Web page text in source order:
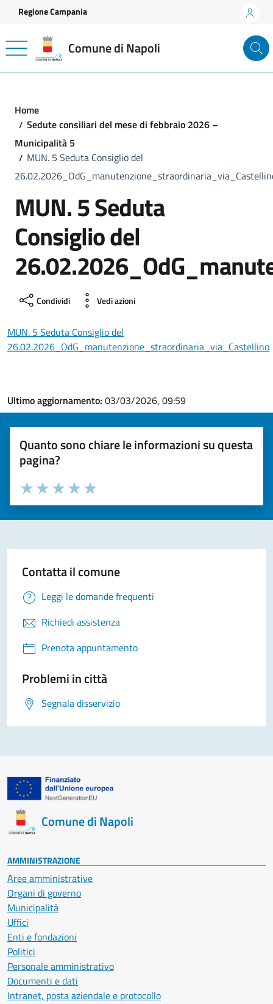
Vai ai contenuti
Vai al footer
Regione Campania
Comune di Napoli
Home
Sedute consiliari del mese di febbraio 2026 –
Municipalità 5
MUN. 5 Seduta Consiglio del
MUN. 5 Seduta
Consiglio del
Condividi Vedi azioni
MUN. 5 Seduta Consiglio del
26.02.2026_OdG_manutenzione_straordinaria_via_Castellino
Ultimo aggiornamento: 03/03/2026, 09:59
Quanto sono chiare le informazioni su questa
pagina?
Valuta la chiarezza delle informazioni (da 1 a 5 stelle)
Seleziona il numero di stelle per valutare la chiarezza delle
Valuta 5 stelle su 5
Valuta 4 stelle su 5
Valuta 3 stelle su 5
Valuta 2 stelle su 5
Valuta 1 stelle su 5
Contatta il comune
Leggi le domande frequenti
Richiedi assistenza
Prenota appuntamento
Problemi in città
Segnala disservizio
Comune di Napoli
AMMINISTRAZIONE
Aree amministrative
Organi di governo
Municipalità
Uffici
Enti e fondazioni
Politici
Personale amministrativo
Documenti e dati
Intranet, posta aziendale e protocollo